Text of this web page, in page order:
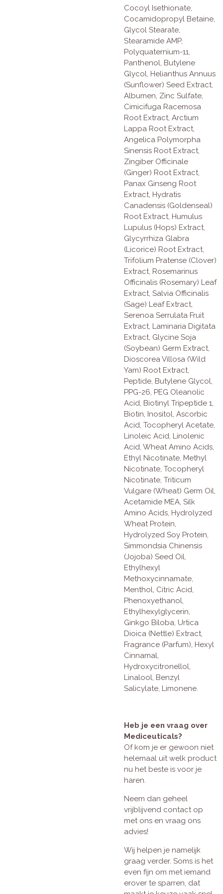
Cocoyl Isethionate,
Cocamidopropyl Betaine,
Glycol Stearate,
Stearamide AMP,
Polyquaternium-11,
Panthenol, Butylene
Glycol, Helianthus Annuus
(Sunflower) Seed Extract,
Albumen, Zinc Sulfate,
Cimicifuga Racemosa
Root Extract, Arctium
Lappa Root Extract,
Angelica Polymorpha
Sinensis Root Extract,
Zingiber Officinale
(Ginger) Root Extract,
Panax Ginseng Root
Extract, Hydratis
Canadensis (Goldenseal)
Root Extract, Humulus
Lupulus (Hops) Extract,
Glycyrrhiza Glabra
(Licorice) Root Extract,
Trifolium Pratense (Clover)
Extract, Rosemarinus
Officinalis (Rosemary) Leaf
Extract, Salvia Officinalis
(Sage) Leaf Extract,
Serenoa Serrulata Fruit
Extract, Laminaria Digitata
Extract, Glycine Soja
(Soybean) Germ Extract,
Dioscorea Villosa (Wild
Yam) Root Extract,
Peptide, Butylene Glycol,
PPG-26, PEG Oleanolic
Acid, Biotinyl Tripeptide 1,
Biotin, Inositol, Ascorbic
Acid, Tocopheryl Acetate,
Linoleic Acid, Linolenic
Acid, Wheat Amino Acids,
Ethyl Nicotinate, Methyl
Nicotinate, Tocopheryl
Nicotinate, Triticum
Vulgare (Wheat) Germ Oil,
Acetamide MEA, Silk
Amino Acids, Hydrolyzed
Wheat Protein,
Hydrolyzed Soy Protein,
Simmondsia Chinensis
(Jojoba) Seed Oil,
Ethylhexyl
Methoxycinnamate,
Menthol, Citric Acid,
Phenoxyethanol,
Ethylhexylglycerin,
Ginkgo Biloba, Urtica
Dioica (Nettle) Extract,
Fragrance (Parfum), Hexyl
Cinnamal,
Hydroxycitronellol,
Linalool, Benzyl
Salicylate, Limonene.
Heb je een vraag over
Mediceuticals?
Of kom je er gewoon niet
helemaal uit welk product
nu het beste is voor je
haren.
Neem dan geheel
vrijblijvend contact op
met ons en vraag ons
advies!
Wij helpen je namelijk
graag verder. Soms is het
even fijn om met iemand
erover te sparren, dat